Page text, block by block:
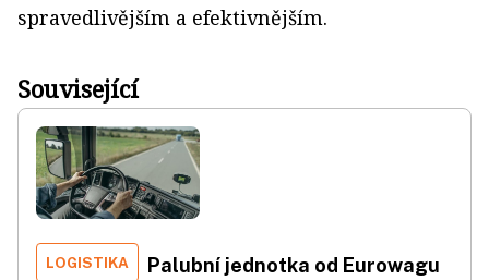
spravedlivějším a efektivnějším.
Související
LOGISTIKA
Palubní jednotka od Eurowagu